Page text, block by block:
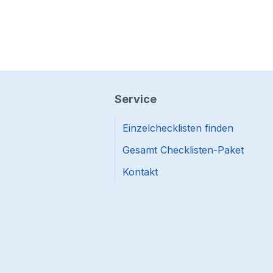
Service
Einzelchecklisten finden
Gesamt Checklisten-Paket
Kontakt